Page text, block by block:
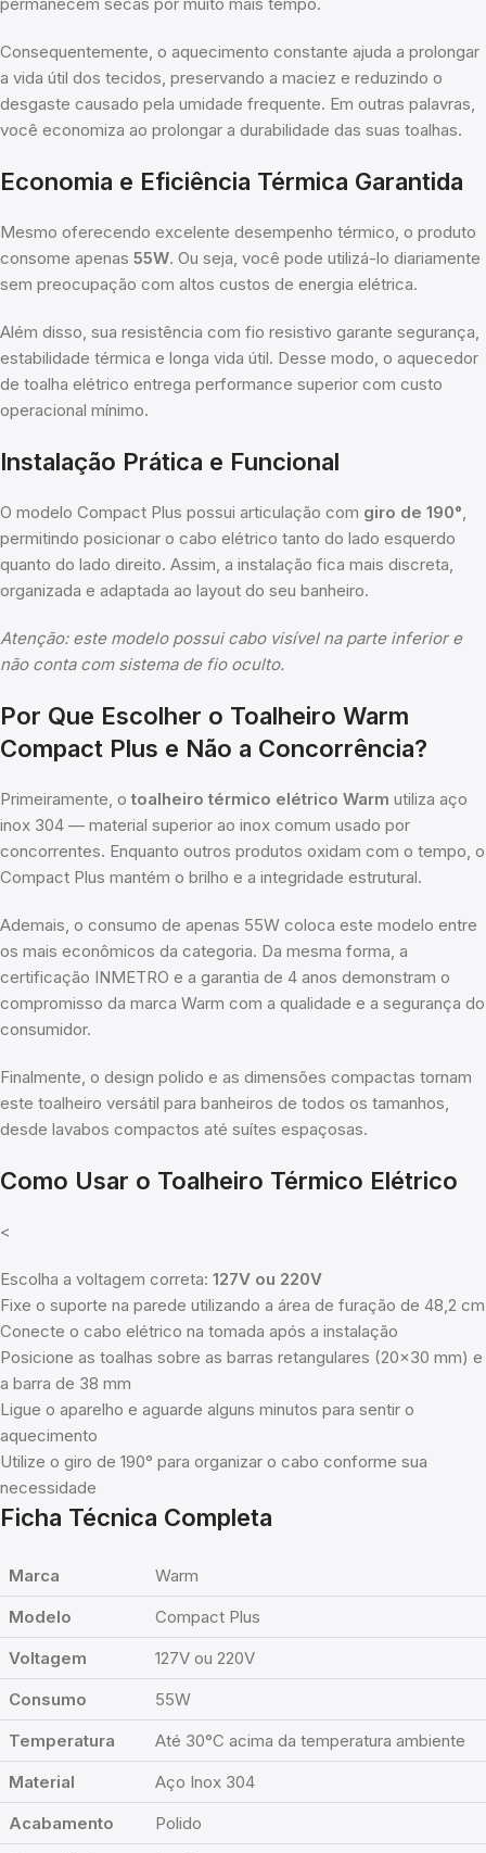
Consequentemente, o aquecimento constante ajuda a prolongar
a vida útil dos tecidos, preservando a maciez e reduzindo o
desgaste causado pela umidade frequente. Em outras palavras,
você economiza ao prolongar a durabilidade das suas toalhas.
Economia e Eficiência Térmica Garantida
Mesmo oferecendo excelente desempenho térmico, o produto
consome apenas 55W. Ou seja, você pode utilizá-lo diariamente
sem preocupação com altos custos de energia elétrica.
Além disso, sua resistência com fio resistivo garante segurança,
estabilidade térmica e longa vida útil. Desse modo, o aquecedor
de toalha elétrico entrega performance superior com custo
operacional mínimo.
Instalação Prática e Funcional
O modelo Compact Plus possui articulação com giro de 190°,
permitindo posicionar o cabo elétrico tanto do lado esquerdo
quanto do lado direito. Assim, a instalação fica mais discreta,
organizada e adaptada ao layout do seu banheiro.
Atenção: este modelo possui cabo visível na parte inferior e
não conta com sistema de fio oculto.
Por Que Escolher o Toalheiro Warm
Compact Plus e Não a Concorrência?
Primeiramente, o toalheiro térmico elétrico Warm utiliza aço
inox 304 — material superior ao inox comum usado por
concorrentes. Enquanto outros produtos oxidam com o tempo, o
Compact Plus mantém o brilho e a integridade estrutural.
Ademais, o consumo de apenas 55W coloca este modelo entre
os mais econômicos da categoria. Da mesma forma, a
certificação INMETRO e a garantia de 4 anos demonstram o
compromisso da marca Warm com a qualidade e a segurança do
consumidor.
Finalmente, o design polido e as dimensões compactas tornam
este toalheiro versátil para banheiros de todos os tamanhos,
desde lavabos compactos até suítes espaçosas.
Como Usar o Toalheiro Térmico Elétrico
<
Escolha a voltagem correta: 127V ou 220V
Fixe o suporte na parede utilizando a área de furação de 48,2 cm
Conecte o cabo elétrico na tomada após a instalação
Posicione as toalhas sobre as barras retangulares (20×30 mm) e
a barra de 38 mm
Ligue o aparelho e aguarde alguns minutos para sentir o
aquecimento
Utilize o giro de 190° para organizar o cabo conforme sua
necessidade
Ficha Técnica Completa
Marca
Warm
Modelo
Compact Plus
Voltagem
127V ou 220V
Consumo
55W
Temperatura
Até 30°C acima da temperatura ambiente
Material
Aço Inox 304
Acabamento
Polido